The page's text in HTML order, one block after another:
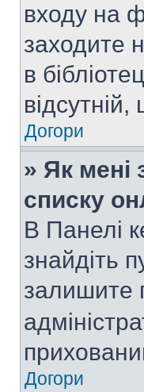
входу на
заходите
в
Догори
» Як мені
списку
В Панелі
знайдіть
залишите
Догори